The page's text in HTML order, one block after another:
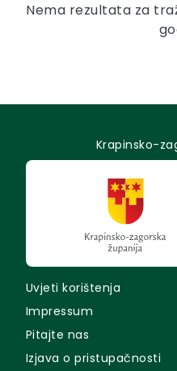
Nema rezultata za
Krapinsko-
Uvjeti korištenja
Impressum
Pitajte nas
Izjava o pristupačnosti